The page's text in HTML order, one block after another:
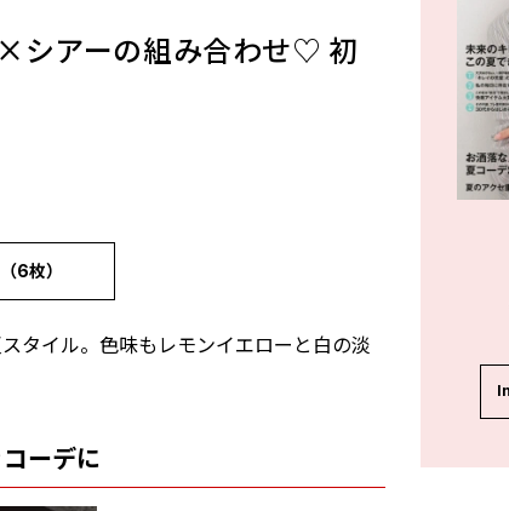
シアーの組み合わせ♡ 初
6枚）
タイル。色味もレモンイエローと白の淡
ーデに